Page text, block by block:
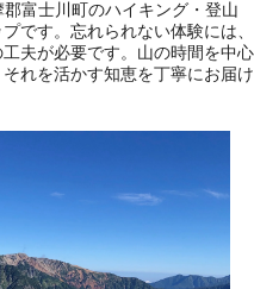
富士川町のハイキング・登山
です。忘れられない体験には、
夫が必要です。山の時間を中心
れを活かす知恵を丁寧にお届け